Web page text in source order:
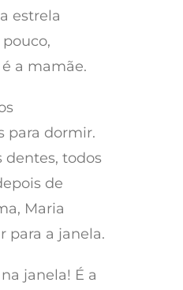
estrela
a mamãe.
para dormir.
dentes, todos
de
Maria
para a janela.
na janela! É a